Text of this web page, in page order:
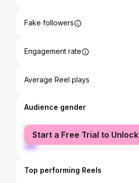
Fake followers
Engagement rate
Average Reel plays
Audience gender
female
male
Start a Free Trial to Unlock
Top performing Reels